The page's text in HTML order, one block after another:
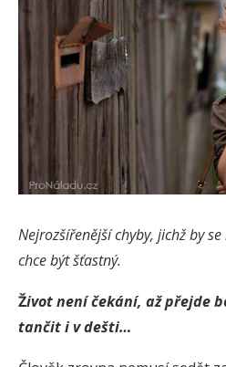
Nejrozšířenější chyby, jichž by
chce být šťastný.
Život není čekání, až přejde
tančit i v dešti…